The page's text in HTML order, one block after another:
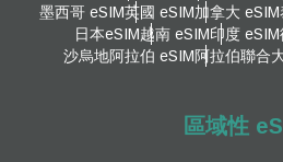
墨西哥 eSIM英國 eSIM加拿大 eSIM
日本eSIM越南 eSIM印度 eSIM
沙烏地阿拉伯 eSIM阿拉伯聯合
區域性